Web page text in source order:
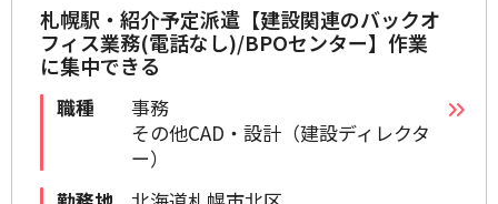
札幌駅・紹介予定派遣【建設関連のバックオ
フィス業務(電話なし)/BPOセンター】作業
に集中できる
職種
事務
その他CAD・設計（建設ディレクタ
ー）